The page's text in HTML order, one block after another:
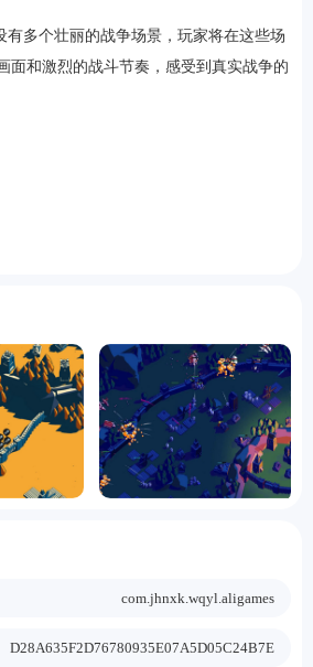
有多个壮丽的战争场景，玩家将在这些场
面和激烈的战斗节奏，感受到真实战争的
com.jhnxk.wqyl.aligames
D28A635F2D76780935E07A5D05C24B7E